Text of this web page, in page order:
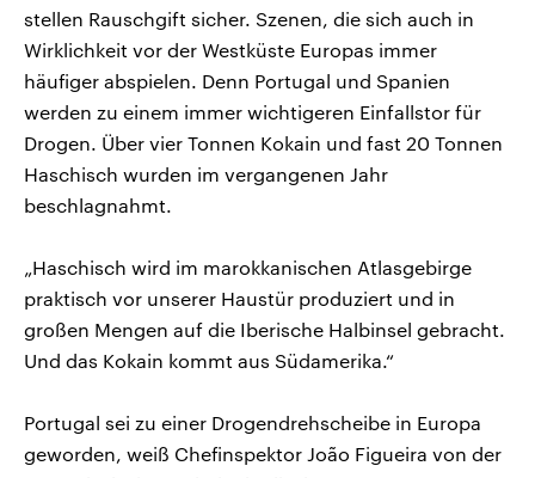
stellen Rauschgift sicher. Szenen, die sich auch in
Wirklichkeit vor der Westküste Europas immer
häufiger abspielen. Denn Portugal und Spanien
werden zu einem immer wichtigeren Einfallstor für
Drogen. Über vier Tonnen Kokain und fast 20 Tonnen
Haschisch wurden im vergangenen Jahr
beschlagnahmt.
„Haschisch wird im marokkanischen Atlasgebirge
praktisch vor unserer Haustür produziert und in
großen Mengen auf die Iberische Halbinsel gebracht.
Und das Kokain kommt aus Südamerika.“
Portugal sei zu einer Drogendrehscheibe in Europa
geworden, weiß Chefinspektor João Figueira von der